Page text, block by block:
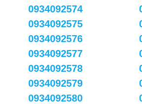
0934092574
0934092575
0934092576
0934092577
0934092578
0934092579
0934092580